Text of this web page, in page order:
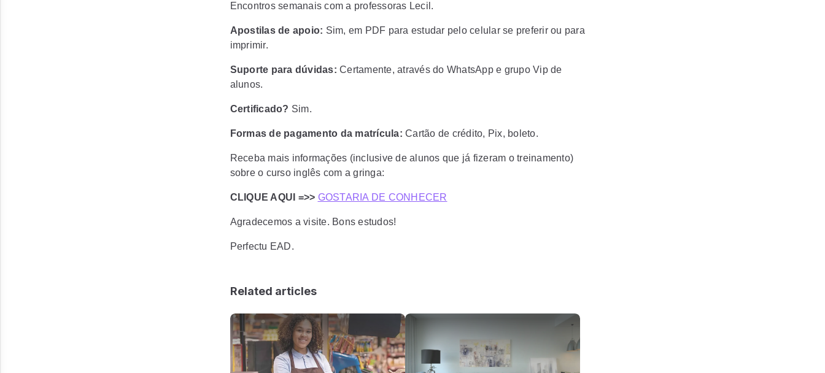
Encontros semanais com a professoras Lecil.
Apostilas de apoio: Sim, em PDF para estudar pelo celular se preferir ou para
imprimir.
Suporte para dúvidas: Certamente, através do WhatsApp e grupo Vip de
alunos.
Certificado? Sim.
Formas de pagamento da matrícula: Cartão de crédito, Pix, boleto.
Receba mais informações (inclusive de alunos que já fizeram o treinamento)
sobre o curso inglês com a gringa:
CLIQUE AQUI =>> GOSTARIA DE CONHECER
Agradecemos a visite. Bons estudos!
Perfectu EAD.
Related articles